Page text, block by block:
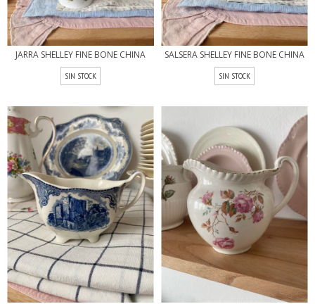
JARRA SHELLEY FINE BONE CHINA
SIN STOCK
SALSERA SHELLEY FINE BONE CHINA
SIN STOCK